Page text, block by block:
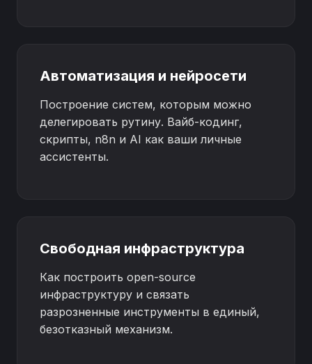
Автоматизация и нейросети
Построение систем, которым можно
делегировать рутину. Вайб-кодинг,
скрипты, n8n и AI как ваши личные
ассистенты.
Свободная инфраструктура
Как построить open-source
инфраструктуру и связать
разрозненные инструменты в единый,
безотказный механизм.